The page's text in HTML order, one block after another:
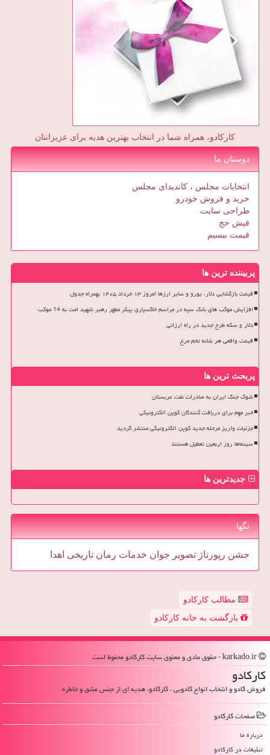
کارکادو، همراه شما در انتخاب بهترین هدیه برای عزیزانتان
دوستان ما
انتخابات مجلس ، کاندیدای مجلس
خرید و فروش خودرو
طراحی سایت
فیش حج
قیمت بیسیم
پربیننده ترین ها
قیمت بازگشایی دلار، یورو و سایر ارزها امروز ۱۳ خرداد ۱۴۰۵ بهمراه جدول
افزایش موکب های بانک سپه در مراسم خاکسپاری پیکر مطهر رهبر شهید امت به 14 موکب
دلار و سکه طرح جدید در راه ارزانی
قیمت واقعی هر شانه تخم مرغ
پربحث ترین ها
شوک جنگ ایران به صادرات نفت عربستان
خبر مهم برای دریافت کنندگان کوپن الکترونیکی
جزئیات واریز مرحله جدید کوپن الکترونیکی منتشر گردید
سینماها روز اربعین تعطیل هستند
جدیدترین ها
تگها
جشن رپورتاژ تصویر جوان خدمات رمان تاریخی اهدا
مطالب کارکادو
بازگشت به خانه کارکادو
كاركادو
فروش کادو و انتخاب انواع کادویی ، کارکادو، هدیه ای از جنس عشق و خاطره
صفحات كاركادو
درباره ما
تبلیغات در كاركادو